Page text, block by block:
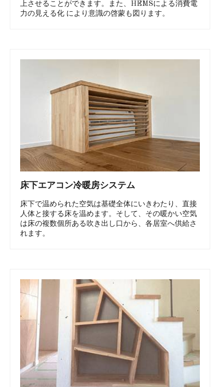
上させることができます。また、HEMSによる消費電
力の見える化 により意識の啓蒙も図ります。
床下エアコン冷暖房システム
床下で温められた空気は基礎全体にいきわたり、直接
人体と接する床を温めます。そして、その暖かい空気
は床の複数個所ある吹き出し口から、各居室へ供給さ
れます。